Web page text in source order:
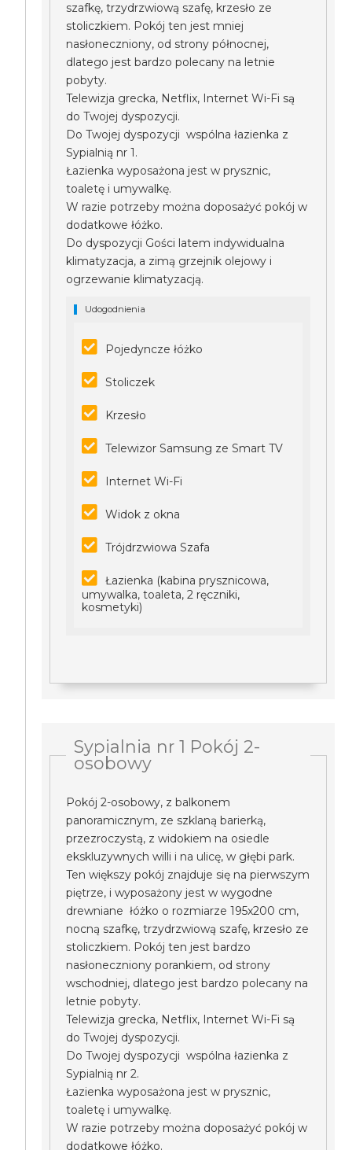
szafkę, trzydrzwiową szafę, krzesło ze
stoliczkiem. Pokój ten jest mniej
nasłoneczniony, od strony północnej,
dlatego jest bardzo polecany na letnie
pobyty.
Telewizja grecka, Netflix, Internet Wi-Fi są
do Twojej dyspozycji.
Do Twojej dyspozycji wspólna łazienka z
Sypialnią nr 1.
Łazienka wyposażona jest w prysznic,
toaletę i umywalkę.
W razie potrzeby można doposażyć pokój w
dodatkowe łóżko.
Do dyspozycji Gości latem indywidualna
klimatyzacja, a zimą grzejnik olejowy i
ogrzewanie klimatyzacją.
Udogodnienia
Pojedyncze łóżko
Stoliczek
Krzesło
Telewizor Samsung ze Smart TV
Internet Wi-Fi
Widok z okna
Trójdrzwiowa Szafa
Łazienka (kabina prysznicowa,
umywalka, toaleta, 2 ręczniki,
kosmetyki)
Sypialnia nr 1 Pokój 2-
osobowy
Pokój 2-osobowy, z balkonem
panoramicznym, ze szklaną barierką,
przezroczystą, z widokiem na osiedle
ekskluzywnych willi i na ulicę, w głębi park.
Ten większy pokój znajduje się na pierwszym
piętrze, i wyposażony jest w wygodne
drewniane łóżko o rozmiarze 195x200 cm,
nocną szafkę, trzydrzwiową szafę, krzesło ze
stoliczkiem. Pokój ten jest bardzo
nasłoneczniony porankiem, od strony
wschodniej, dlatego jest bardzo polecany na
letnie pobyty.
Telewizja grecka, Netflix, Internet Wi-Fi są
do Twojej dyspozycji.
Do Twojej dyspozycji wspólna łazienka z
Sypialnią nr 2.
Łazienka wyposażona jest w prysznic,
toaletę i umywalkę.
W razie potrzeby można doposażyć pokój w
dodatkowe łóżko.